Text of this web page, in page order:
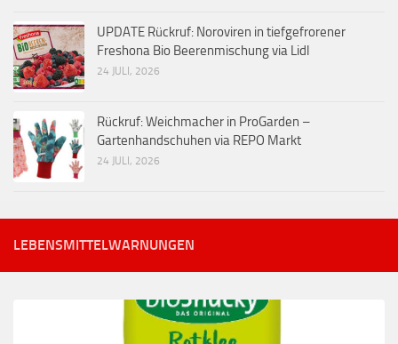
UPDATE Rückruf: Noroviren in tiefgefrorener
Freshona Bio Beerenmischung via Lidl
24 JULI, 2026
Rückruf: Weichmacher in ProGarden –
Gartenhandschuhen via REPO Markt
24 JULI, 2026
LEBENSMITTELWARNUNGEN